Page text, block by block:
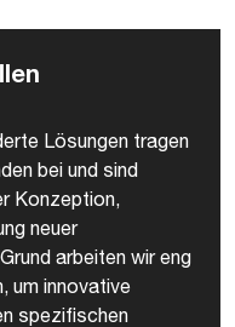
Lösungen tragen
bei und sind
Konzeption,
neuer
arbeiten wir eng
um innovative
spezifischen